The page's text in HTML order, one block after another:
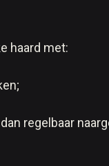
haard met:
regelbaar